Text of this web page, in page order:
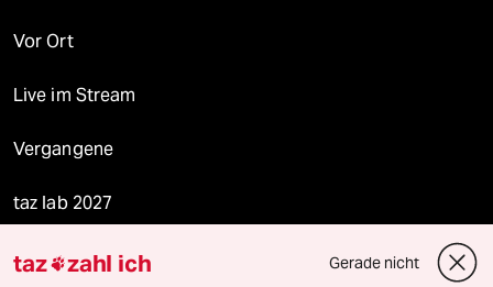
Vor Ort
Live im Stream
Vergangene
taz lab 2027
taz zahl ich Gerade nicht